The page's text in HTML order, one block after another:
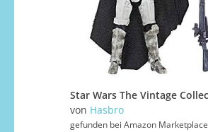
von Hasbro
gefunden bei Amazon Marketplace